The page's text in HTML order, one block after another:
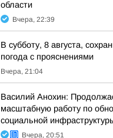
области
Вчера, 22:39
В субботу, 8 августа,
погода с прояснениями
Вчера, 21:04
Василий Анохин:
масштабную работу по
социальной
Вчера, 20:51